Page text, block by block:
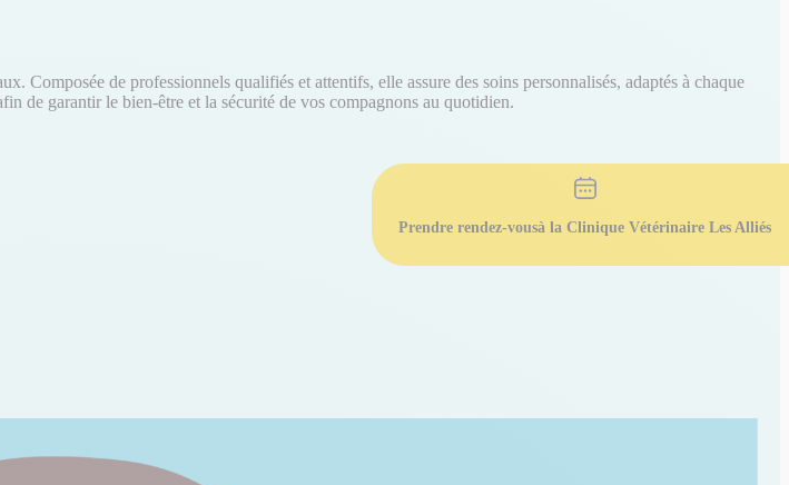
Prendre rendez-vousà la Clinique Vétérinaire Les Alliés
Composée de professionnels qualifiés et attentifs, elle assure des soins personnalisés, adaptés à chaque
de garantir le bien-être et la sécurité de vos compagnons au quotidien.